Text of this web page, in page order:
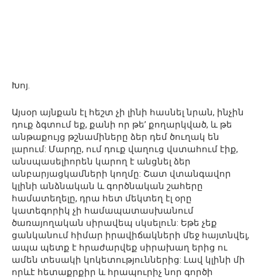
Խոյ.
Այսօր այնքան էլ հեշտ չի լինի հասնել նրան, ինչին
դուք ձգտում եք, քանի որ թե’ քողարկված, և թե
անթաքույց թշնամիները ձեր դեմ ծուղակ են
լարում: Մարդը, ում դուք վաղուց վստահում էիք,
անսպասելիորեն կարող է անցնել ձեր
անբարյացկամների կողմը: Շատ վտանգավոր
կլինի անձնական և գործնական շահերը
համատեղելը, դրա հետ մեկտեղ էլ օրը
կատեգորիկ չի համապատասխանում
ծառայողական սիրավեպ սկսելուն: Եթե չեք
ցանկանում հիմար իրավիճակների մեջ հայտնվել,
ապա պետք է հրաժարվեք սիրախաղ երից ու
ամեն տեսակի կոկետություններից: Լավ կլինի մի
որևէ հետաքրքիր և հրապուրիչ նոր գործի